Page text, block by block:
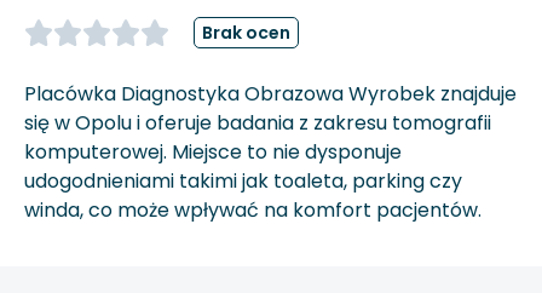
Brak ocen
Placówka Diagnostyka Obrazowa Wyrobek znajduje
się w Opolu i oferuje badania z zakresu tomografii
komputerowej. Miejsce to nie dysponuje
udogodnieniami takimi jak toaleta, parking czy
winda, co może wpływać na komfort pacjentów.